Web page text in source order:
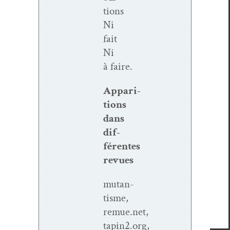
tions
Ni
fait
Ni
à faire.
Appari­
tions
dans
dif­
férentes
revues
mutan­
tisme,
remue.net,
tapin2.org,